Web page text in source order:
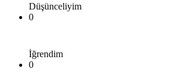
Düşünceliyim
0
İğrendim
0